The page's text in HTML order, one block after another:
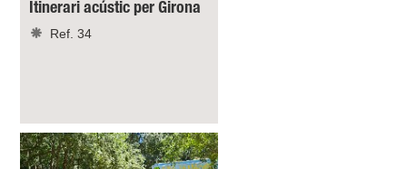
Itinerari acústic per Girona
Ref. 34